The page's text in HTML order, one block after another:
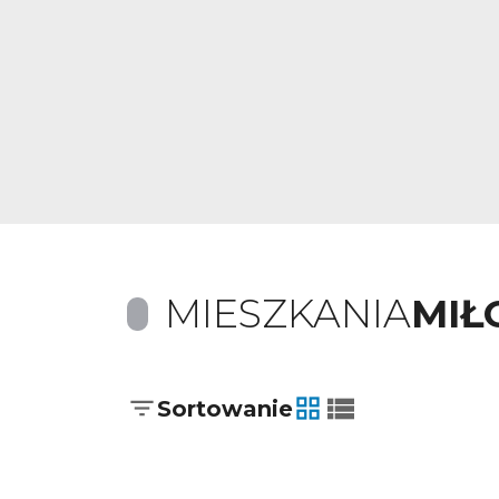
MIESZKANIA
Sortowanie
tabela
lista